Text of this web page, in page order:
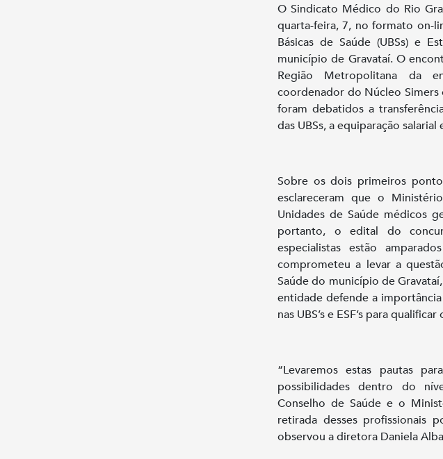
O Sindicato Médico do Rio
quarta-feira, 7, no formato on-
Básicas de Saúde (UBSs) e
município de Gravataí. O
Região Metropolitana da
coordenador do Núcleo Simers
foram debatidos a
das UBSs, a equiparação
Sobre os dois primeiros
esclareceram que o
Unidades de Saúde médicos
portanto, o edital do
especialistas estão
comprometeu a levar a
Saúde do município de
entidade defende a
nas UBS’s e ESF’s para
“Levaremos estas pautas
possibilidades dentro do
Conselho de Saúde e o
retirada desses profissionais
observou a diretora Daniela